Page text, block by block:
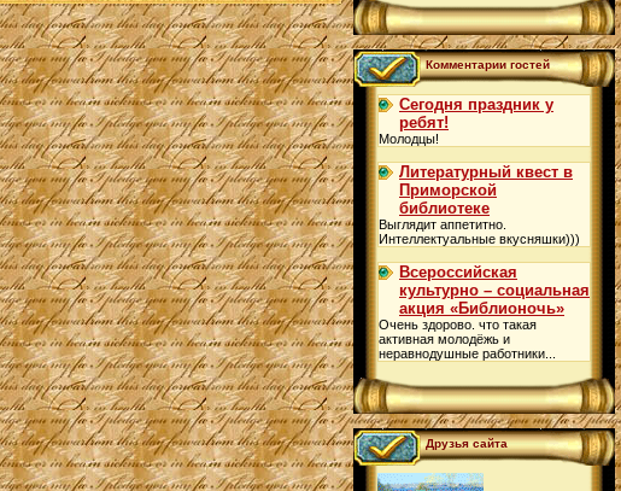
Комментарии гостей
Сегодня праздник у
ребят!
Молодцы!
Литературный квест в
Приморской
библиотеке
Выглядит аппетитно.
Интеллектуальные вкусняшки)))
Всероссийская
культурно – социальная
акция «Библионочь»
Очень здорово. что такая
активная молодёжь и
неравнодушные работники...
Друзья сайта